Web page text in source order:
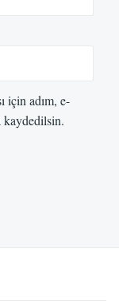
için adım, e-
kaydedilsin.